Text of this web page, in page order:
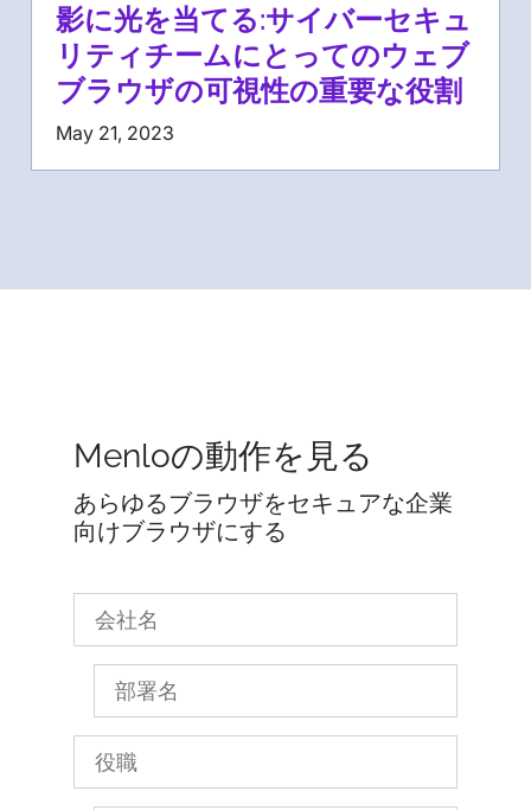
影に光を当てる:サイバーセキュ
リティチームにとってのウェブ
ブラウザの可視性の重要な役割
May 21, 2023
Menloの動作を見る
あらゆるブラウザをセキュアな企業
向けブラウザにする